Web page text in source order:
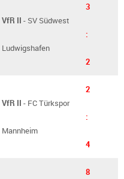
VfR II - SV Südwest
Ludwigshafen
3
:
2
VfR II - FC Türkspor
Mannheim
2
:
4
8